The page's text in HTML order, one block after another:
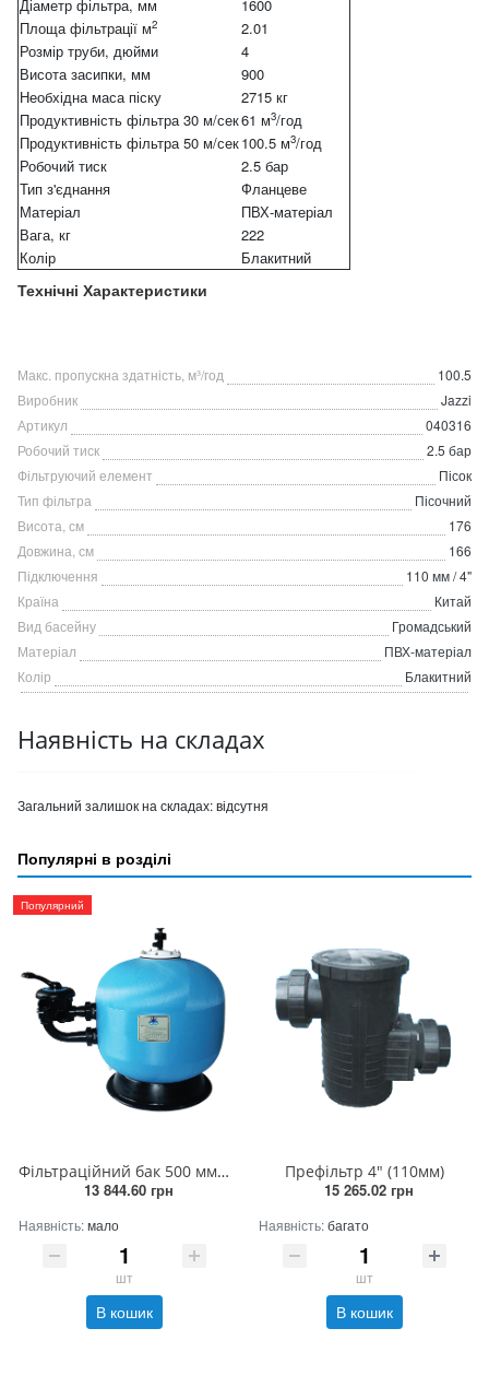
Технічні Характеристики
Діаметр фільтра, мм
1600
Площа фільтрації м2
2.01
Розмір труби, дюйми
4
Висота засипки, мм
900
Необхідна маса піску
2715 кг
Продуктивність фільтра 30 м/сек61 м3/год
Продуктивність фільтра 50 м/сек100.5 м3/год
Робочий тиск
2.5 бар
Тип з'єднання
Фланцеве
Матеріал
ПВХ-матеріал
Вага, кг
222
Колір
Блакитний
Макс. пропускна здатність, м³/год
100.5
Виробник
Jazzi
Артикул
040316
Робочий тиск
2.5 бар
Фільтруючий елемент
Пісок
Тип фільтра
Пісочний
Висота, см
176
Довжина, см
166
Підключення
110 мм / 4"
Країна
Китай
Вид басейну
Громадський
Матеріал
ПВХ-матеріал
Колір
Блакитний
Наявність на складах
Загальний залишок на складах:відсутня
Популярні в розділі
Популярний
Фільтраційний бак 500 мм (бічній вентиль)(приватний басейн)(50мм)(+041715)
13 844.60 грн
Наявність:мало
шт
В кошик
Префільтр 4" (110мм)
15 265.02 грн
Наявність:багато
шт
В кошик